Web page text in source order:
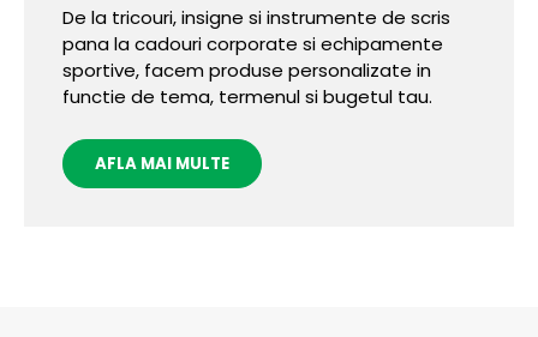
De la tricouri, insigne si instrumente de scris
pana la cadouri corporate si echipamente
sportive, facem produse personalizate in
functie de tema, termenul si bugetul tau.
AFLA MAI MULTE